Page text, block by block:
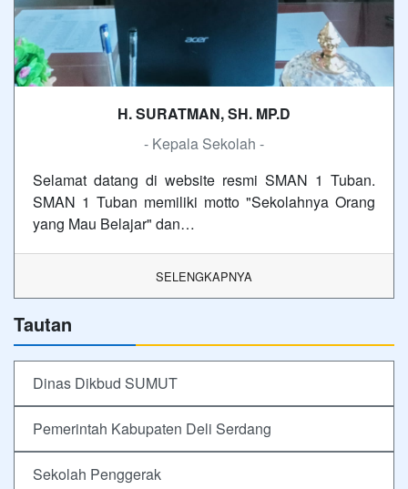
H. SURATMAN, SH. MP.D
- Kepala Sekolah -
Selamat datang di website resmi SMAN 1 Tuban.
SMAN 1 Tuban memiliki motto "Sekolahnya Orang
yang Mau Belajar" dan…
SELENGKAPNYA
Tautan
Dinas Dikbud SUMUT
Pemerintah Kabupaten Deli Serdang
Sekolah Penggerak